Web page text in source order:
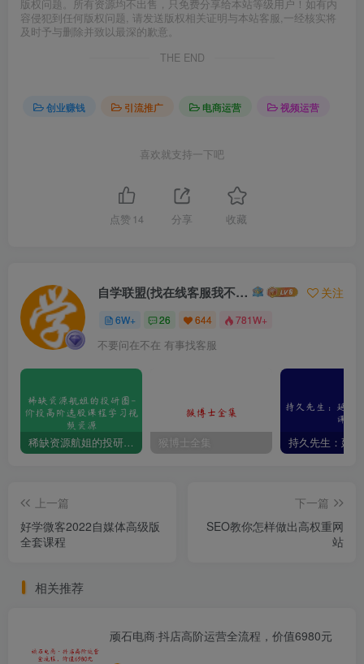
版权问题。所有资源均不出售，只免费分享给本站等级用户！如有内
容侵犯到任何版权问题, 请发送版权相关证明与本站客服,一经核实将
及时予与删除并致以最深的歉意。
THE END
创业赚钱 引流推广 电商运营 视频运营
喜欢就支持一下吧
点赞 14 分享 收藏
自学联盟(找在线客服我不回信息的) 关注
6W+ 26 644 781W+
不要问在不在 有事找客服
稀缺资源航姐的投研圈-价投高阶选股课程学习视频资源 猴博士全集
上一篇
好学微客2022自媒体高级版
全套课程
下一篇
SEO教你怎样做出高权重网
站
相关推荐
顽石电商·抖店高阶运营全流程，价值6980元